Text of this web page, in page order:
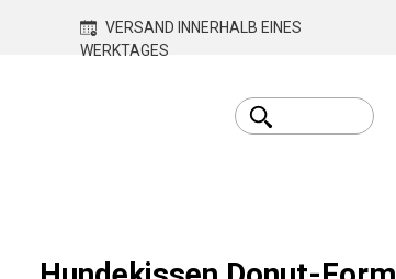
VERSAND INNERHALB EINES
WERKTAGES